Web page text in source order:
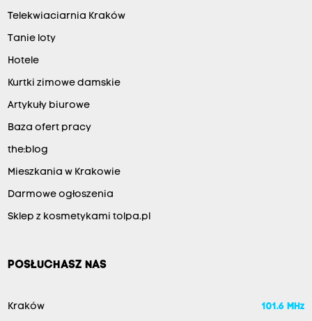
Telekwiaciarnia Kraków
Tanie loty
Hotele
Kurtki zimowe damskie
Artykuły biurowe
Baza ofert pracy
the:blog
Mieszkania w Krakowie
Darmowe ogłoszenia
Sklep z kosmetykami tolpa.pl
POSŁUCHASZ NAS
Kraków 101.6 MHz